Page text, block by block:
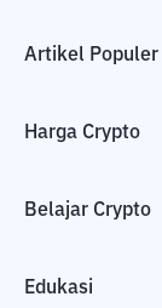
Artikel Populer
Harga Crypto
Belajar Crypto
Edukasi